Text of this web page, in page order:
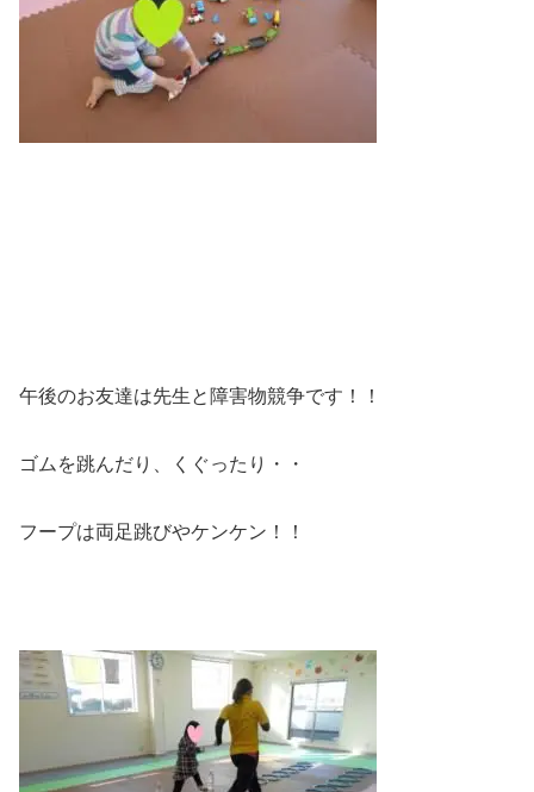
午後のお友達は先生と障害物競争です！！
ゴムを跳んだり、くぐったり・・
フープは両足跳びやケンケン！！